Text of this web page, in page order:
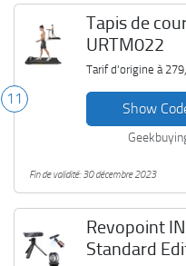
11
Tapis de
URTM022
Tarif d'origine à
Show
Fin de validité: 30 décembre 2023
Revopoint
Standard